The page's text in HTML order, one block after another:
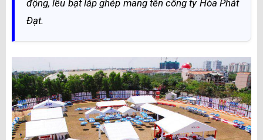
động, lều bạt lắp ghép mang tên công ty Hòa Phát
Đạt.